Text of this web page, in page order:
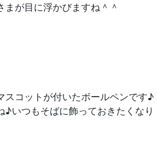
が目に浮かびますね＾＾
スコットが付いたボールペンです♪
♪いつもそばに飾っておきたくなり